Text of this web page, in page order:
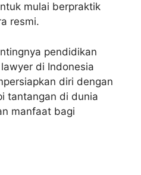
mulai berpraktik
resmi.
pendidikan
di Indonesia
diri dengan
tantangan di dunia
manfaat bagi